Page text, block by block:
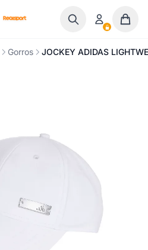
Gorros JOCKEY ADIDAS